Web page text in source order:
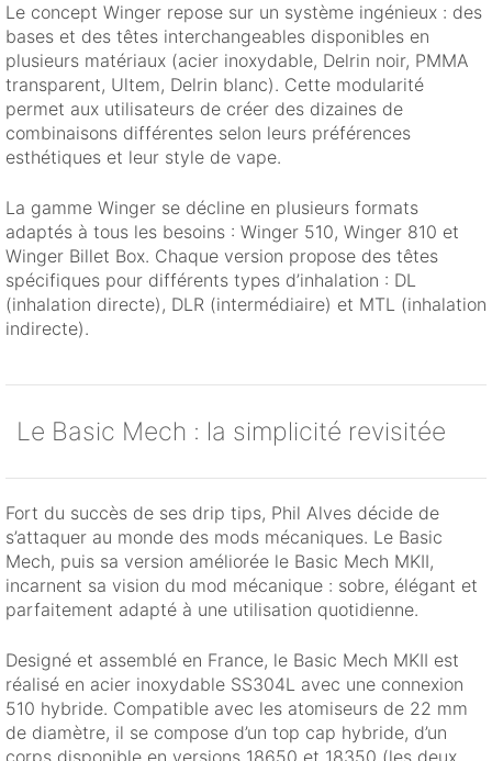
Le concept Winger repose sur un système ingénieux : des
bases et des têtes interchangeables disponibles en
plusieurs matériaux (acier inoxydable, Delrin noir, PMMA
transparent, Ultem, Delrin blanc). Cette modularité
permet aux utilisateurs de créer des dizaines de
combinaisons différentes selon leurs préférences
esthétiques et leur style de vape.
La gamme Winger se décline en plusieurs formats
adaptés à tous les besoins : Winger 510, Winger 810 et
Winger Billet Box. Chaque version propose des têtes
spécifiques pour différents types d’inhalation : DL
(inhalation directe), DLR (intermédiaire) et MTL (inhalation
indirecte).
Le Basic Mech : la simplicité revisitée
Fort du succès de ses drip tips, Phil Alves décide de
s’attaquer au monde des mods mécaniques. Le Basic
Mech, puis sa version améliorée le Basic Mech MKII,
incarnent sa vision du mod mécanique : sobre, élégant et
parfaitement adapté à une utilisation quotidienne.
Designé et assemblé en France, le Basic Mech MKII est
réalisé en acier inoxydable SS304L avec une connexion
510 hybride. Compatible avec les atomiseurs de 22 mm
de diamètre, il se compose d’un top cap hybride, d’un